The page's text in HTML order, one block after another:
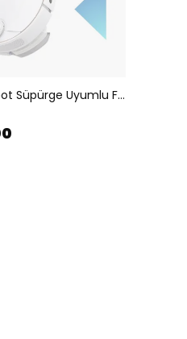
Anker Eufy L70 Robot Süpürge Uyumlu Fan Motoru T2190